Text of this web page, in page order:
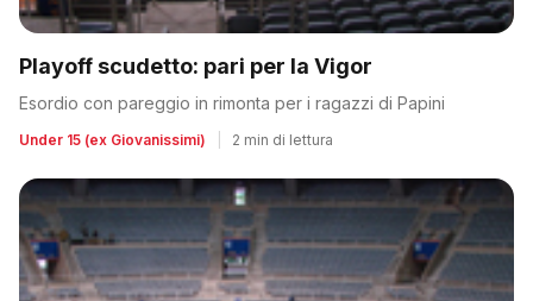
Playoff scudetto: pari per la Vigor
Esordio con pareggio in rimonta per i ragazzi di Papini
Under 15 (ex Giovanissimi) 2 min di lettura